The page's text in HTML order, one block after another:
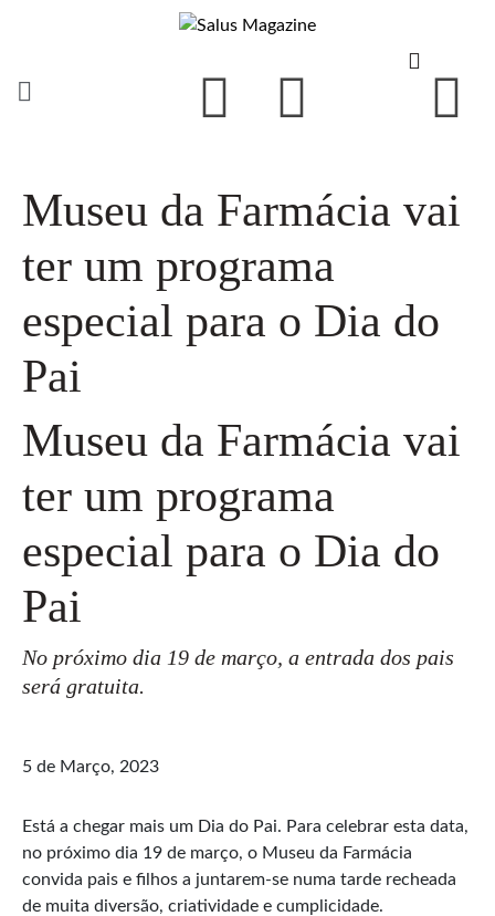
Museu da Farmácia vai
ter um programa
especial para o Dia do
Pai
Museu da Farmácia vai
ter um programa
especial para o Dia do
Pai
No próximo dia 19 de março, a entrada dos pais
será gratuita.
5 de Março, 2023
Está a chegar mais um Dia do Pai. Para celebrar esta data,
no próximo dia 19 de março, o Museu da Farmácia
convida pais e filhos a juntarem-se numa tarde recheada
de muita diversão, criatividade e cumplicidade.